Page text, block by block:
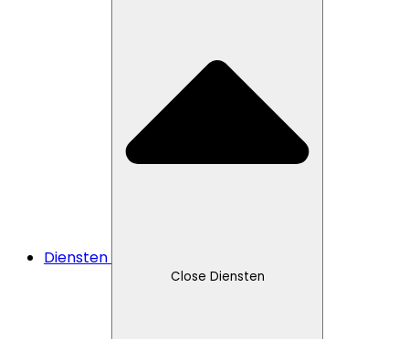
Diensten
Close Diensten